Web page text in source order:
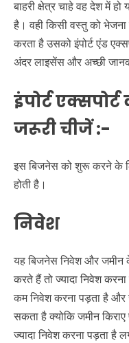
बाहरी क्षेत्र चाहे वह देश में हो
है। वही किसी वस्तु को भेजना
करता है उसको इंपोर्ट एंड
अंदर लाइसेंस और अच्छी
इंपोर्ट
जरूरी चीजें :-
इस बिजनेस को शुरू करने के
होती है।
निवेश
यह बिजनेस निवेश और जमीन
करते हैं तो ज्यादा निवेश
कम निवेश करना पड़ता है
सकता है क्योकि जमीन
ज्यादा निवेश करना पड़ता